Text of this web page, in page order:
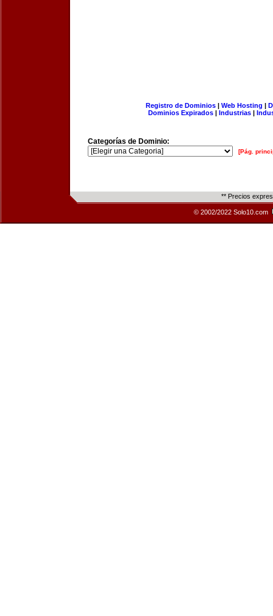
Registro de Dominios| Web Hosting |
Dominios Expirados | Industrias |
Categorías de Dominio:
[Pág.
** Precios
© 2002/2022 Solo10.com